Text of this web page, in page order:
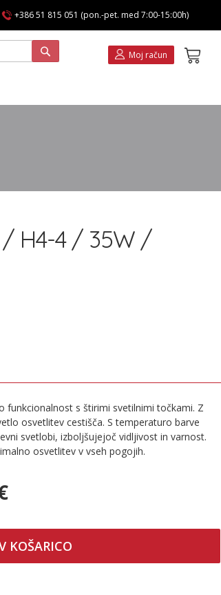
+386 51 815 051 (pon.-pet. med 7:00-15:00h)
Moj račun
H4-4 / 35W /
funkcionalnost s štirimi svetilnimi točkami. Z
osvetlitev cestišča. S temperaturo barve
svetlobi, izboljšujejoč vidljivost in varnost.
osvetlitev v vseh pogojih.
KOŠARICO